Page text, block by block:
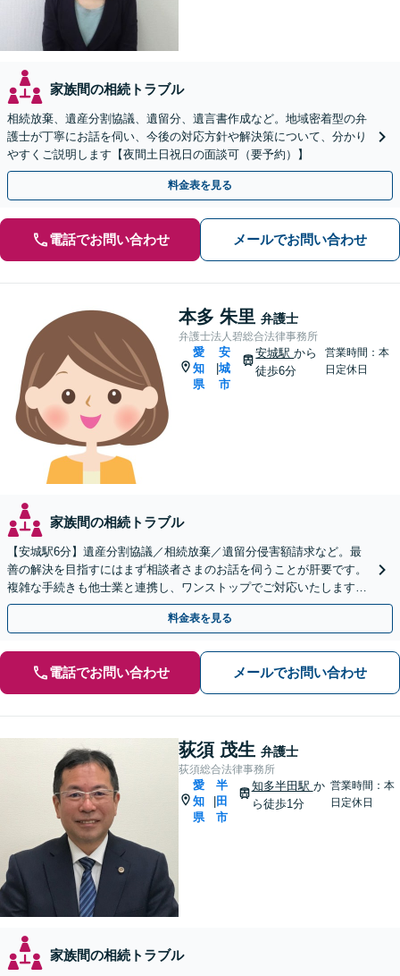
家族間の相続トラブル
相続放棄、遺産分割協議、遺留分、遺言書作成など。地域密着型の弁
護士が丁寧にお話を伺い、今後の対応方針や解決策について、分かり
やすくご説明します【夜間土日祝日の面談可（要予約）】
料金表を見る
電話でお問い合わせ メールでお問い合わせ
本多 朱里 弁護士
弁護士法人碧総合法律事務所
愛
知
県
安
城
市
安城駅から
徒歩6分
営業時間：本
日定休日
家族間の相続トラブル
【安城駅6分】遺産分割協議／相続放棄／遺留分侵害額請求など。最
善の解決を目指すにはまず相談者さまのお話を伺うことが肝要です。
複雑な手続きも他士業と連携し、ワンストップでご対応いたします
【ビデオ面談OK】
料金表を見る
電話でお問い合わせ メールでお問い合わせ
荻須 茂生 弁護士
荻須総合法律事務所
愛
知
県
半
田
市
知多半田駅 か
ら徒歩1分
営業時間：本
日定休日
家族間の相続トラブル